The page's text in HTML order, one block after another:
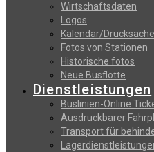
Wirtschaftsdaten
Logos
Kalendar/Drucksache
Fotos von Stationen
Historische fotos
Neue Busflotte
Dienstleistungen
Buslinien-Online
Αusdruckbarer
Transport für